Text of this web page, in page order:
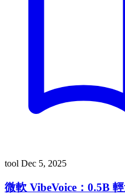
tool Dec 5, 2025
微軟 VibeVoice：0.5B